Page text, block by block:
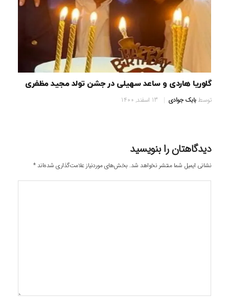
گلوریا هاردی و ساعد سهیلی در جشن تولد مجید مظفری
توسطبابک جوادی 13 اسفند, 1400
دیدگاهتان را بنویسید
نشانی ایمیل شما منتشر نخواهد شد. بخش‌های موردنیاز علامت‌گذاری شده‌اند*